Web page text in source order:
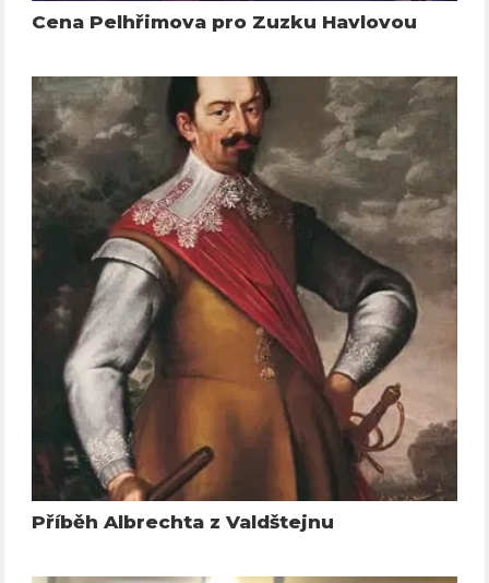
Cena Pelhřimova pro Zuzku Havlovou
Příběh Albrechta z Valdštejnu